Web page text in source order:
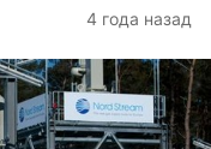
4 года назад